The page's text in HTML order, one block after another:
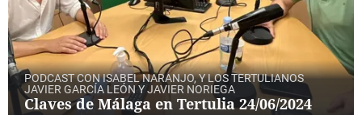
PODCAST CON ISABEL NARANJO, Y LOS TERTULIANOS
JAVIER GARCÍA LEÓN Y JAVIER NORIEGA
Claves de Málaga en Tertulia 24/06/2024